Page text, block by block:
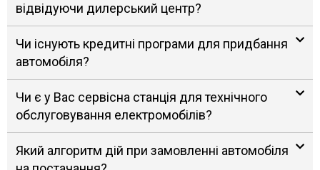
відвідуючи дилерський центр?
Чи існують кредитні програми для придбання
автомобіля?
Чи є у Вас сервісна станція для технічного
обслуговування електромобілів?
Який алгоритм дій при замовленні автомобіля